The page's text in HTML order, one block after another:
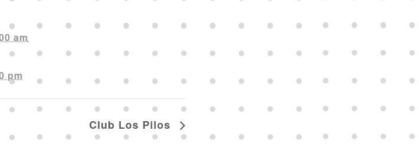
am
pm
Club Los Pilos